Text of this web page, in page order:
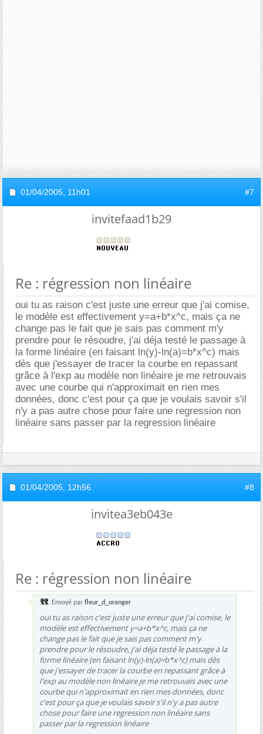
01/04/2005, 11h01 #7
invitefaad1b29
Re : régression non linéaire
oui tu as raison c'est juste une erreur que j'ai comise,
le modèle est effectivement y=a+b*x^c, mais ça ne
change pas le fait que je sais pas comment m'y
prendre pour le résoudre, j'ai déja testé le passage à
la forme linéaire (en faisant ln(y)-ln(a)=b*x^c) mais
dès que j'essayer de tracer la courbe en repassant
grâce à l'exp au modèle non linéaire je me retrouvais
avec une courbe qui n'approximait en rien mes
données, donc c'est pour ça que je voulais savoir s'il
n'y a pas autre chose pour faire une regression non
linéaire sans passer par la regression linéaire
01/04/2005, 12h56 #8
invitea3eb043e
Re : régression non linéaire
Envoyé par fleur_d_oranger
oui tu as raison c'est juste une erreur que j'ai comise, le
modèle est effectivement y=a+b*x^c, mais ça ne
change pas le fait que je sais pas comment m'y
prendre pour le résoudre, j'ai déja testé le passage à la
forme linéaire (en faisant ln(y)-ln(a)=b*x^c) mais dès
que j'essayer de tracer la courbe en repassant grâce à
l'exp au modèle non linéaire je me retrouvais avec une
courbe qui n'approximait en rien mes données, donc
c'est pour ça que je voulais savoir s'il n'y a pas autre
chose pour faire une regression non linéaire sans
passer par la regression linéaire